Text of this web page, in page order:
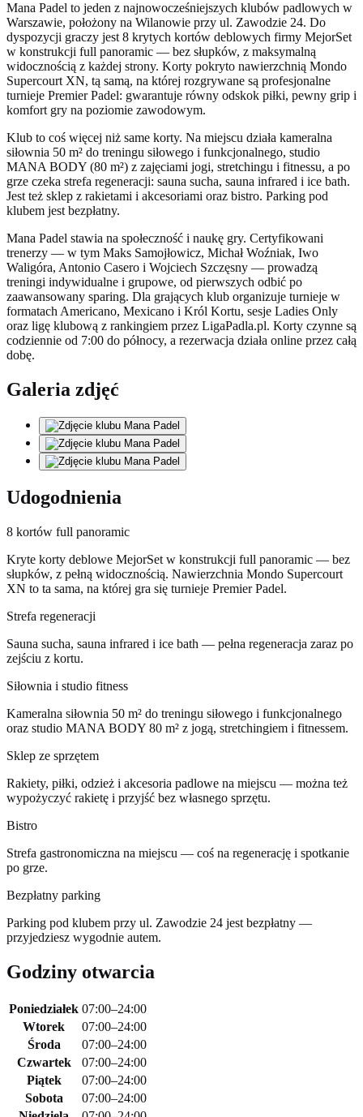
Mana Padel to jeden z najnowocześniejszych klubów padlowych w
Warszawie, położony na Wilanowie przy ul. Zawodzie 24. Do
dyspozycji graczy jest 8 krytych kortów deblowych firmy MejorSet
w konstrukcji full panoramic — bez słupków, z maksymalną
widocznością z każdej strony. Korty pokryto nawierzchnią Mondo
Supercourt XN, tą samą, na której rozgrywane są profesjonalne
turnieje Premier Padel: gwarantuje równy odskok piłki, pewny grip i
komfort gry na poziomie zawodowym.
Klub to coś więcej niż same korty. Na miejscu działa kameralna
siłownia 50 m² do treningu siłowego i funkcjonalnego, studio
MANA BODY (80 m²) z zajęciami jogi, stretchingu i fitnessu, a po
grze czeka strefa regeneracji: sauna sucha, sauna infrared i ice bath.
Jest też sklep z rakietami i akcesoriami oraz bistro. Parking pod
klubem jest bezpłatny.
Mana Padel stawia na społeczność i naukę gry. Certyfikowani
trenerzy — w tym Maks Samojłowicz, Michał Woźniak, Iwo
Waligóra, Antonio Casero i Wojciech Szczęsny — prowadzą
treningi indywidualne i grupowe, od pierwszych odbić po
zaawansowany sparing. Dla grających klub organizuje turnieje w
formatach Americano, Mexicano i Król Kortu, sesje Ladies Only
oraz ligę klubową z rankingiem przez LigaPadla.pl. Korty czynne są
codziennie od 7:00 do północy, a rezerwacja działa online przez całą
dobę.
Galeria zdjęć
Udogodnienia
8 kortów full panoramic
Kryte korty deblowe MejorSet w konstrukcji full panoramic — bez
słupków, z pełną widocznością. Nawierzchnia Mondo Supercourt
XN to ta sama, na której gra się turnieje Premier Padel.
Strefa regeneracji
Sauna sucha, sauna infrared i ice bath — pełna regeneracja zaraz po
zejściu z kortu.
Siłownia i studio fitness
Kameralna siłownia 50 m² do treningu siłowego i funkcjonalnego
oraz studio MANA BODY 80 m² z jogą, stretchingiem i fitnessem.
Sklep ze sprzętem
Rakiety, piłki, odzież i akcesoria padlowe na miejscu — można też
wypożyczyć rakietę i przyjść bez własnego sprzętu.
Bistro
Strefa gastronomiczna na miejscu — coś na regenerację i spotkanie
po grze.
Bezpłatny parking
Parking pod klubem przy ul. Zawodzie 24 jest bezpłatny —
przyjedziesz wygodnie autem.
Godziny otwarcia
Poniedziałek 07:00–24:00
Wtorek
07:00–24:00
Środa
07:00–24:00
Czwartek
07:00–24:00
Piątek
07:00–24:00
Sobota
07:00–24:00